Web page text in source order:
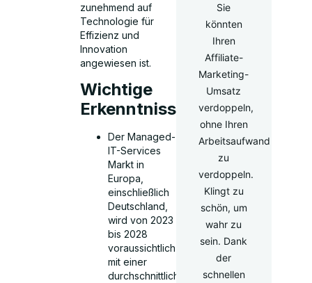
zunehmend auf
Technologie für
Effizienz und
Innovation
angewiesen ist.
Wichtige
Erkenntnisse
Der Managed-
IT-Services
Markt in
Europa,
einschließlich
Deutschland,
wird von 2023
bis 2028
voraussichtlich
mit einer
durchschnittlichen
Sie
könnten
Ihren
Affiliate-
Marketing-
Umsatz
verdoppeln,
ohne Ihren
Arbeitsaufwand
zu
verdoppeln.
Klingt zu
schön, um
wahr zu
sein. Dank
der
schnellen